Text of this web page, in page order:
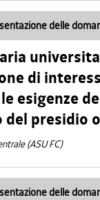
delle
di
esigenze
del presidio
(ASU FC)
delle